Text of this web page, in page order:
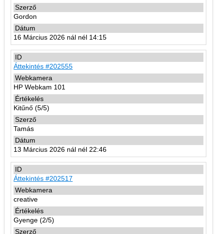
Gordon
16 Március 2026 nál nél 14:15
Áttekintés #202555
HP Webkam 101
Kitűnő (5/5)
Tamás
13 Március 2026 nál nél 22:46
Áttekintés #202517
creative
Gyenge (2/5)